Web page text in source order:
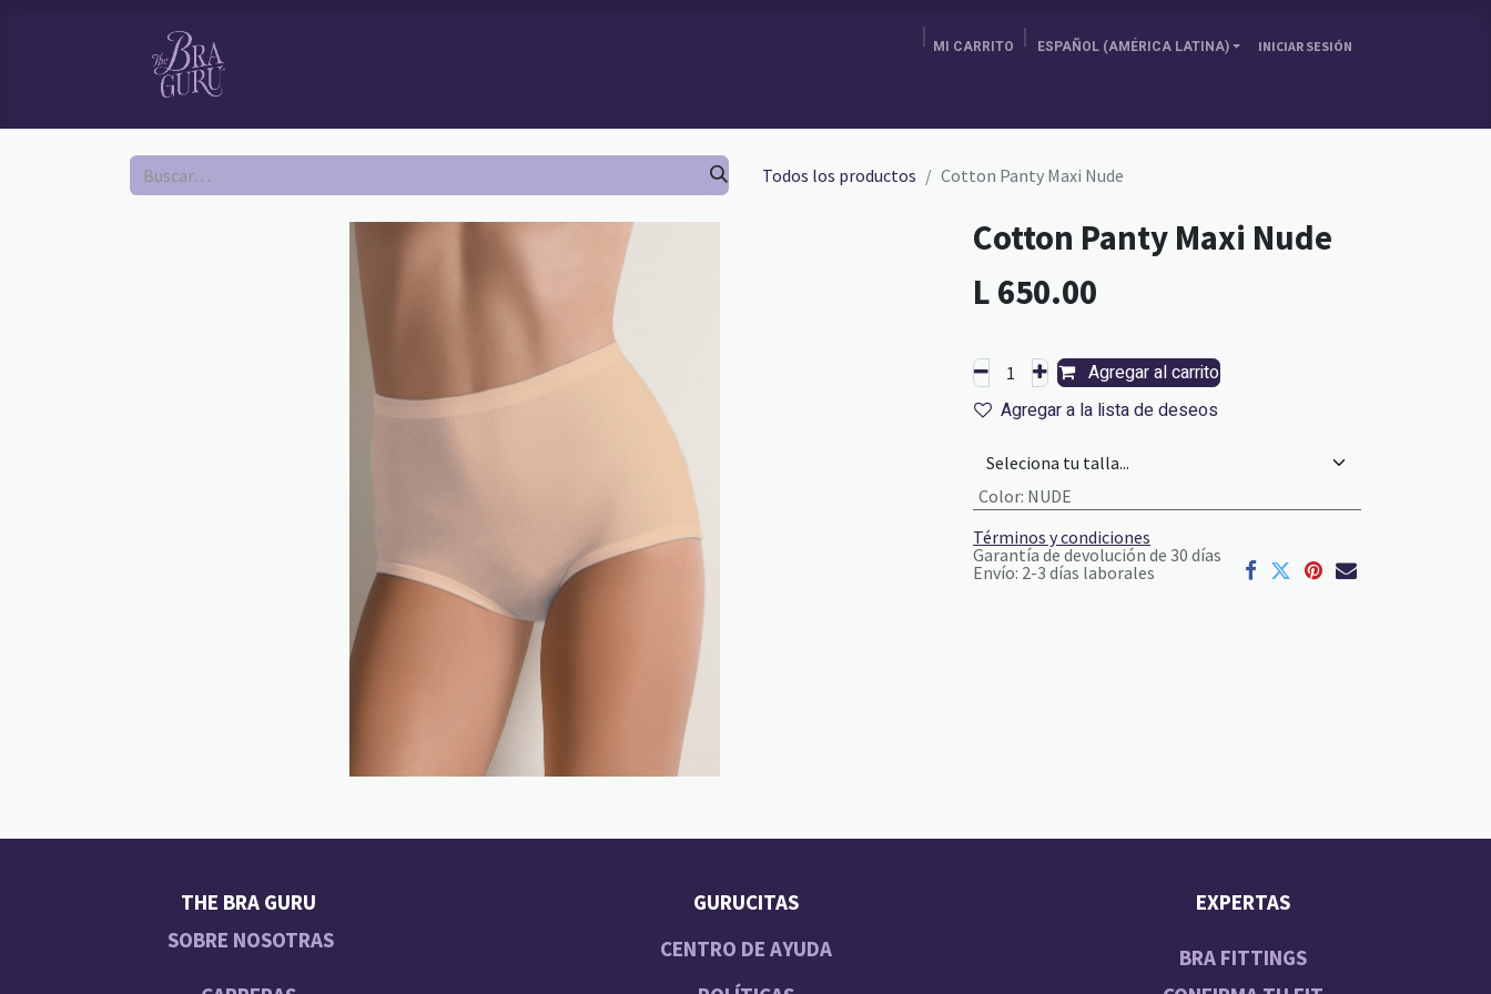
MI CARRITO ESPAÑOL (AMÉRICA LATINA) INICIAR SESIÓN
Todos los productos Cotton Panty Maxi Nude
Cotton Panty Maxi Nude
L 650.00
Agregar al carrito
Agregar a la lista de deseos
Color: NUDE
Términos y condiciones
Garantía de devolución de 30 días
Envío: 2-3 días laborales
THE BRA GURU
SOBRE NOSOTRAS
GURUCITAS
CENTRO DE AYUDA
EXPERTAS
BRA FITTINGS